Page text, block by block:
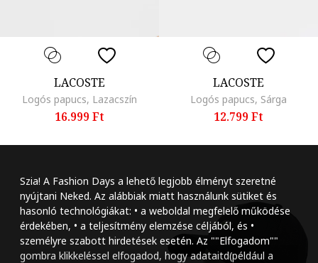
Szia! A Fashion Days a lehető legjobb élményt szeretné
nyújtani Neked. Az alábbiak miatt használunk sütiket és
hasonló technológiákat: • a weboldal megfelelő működése
érdekében, • a teljesítmény elemzése céljából, és •
személyre szabott hirdetések esetén. Az ""Elfogadom""
gombra klikkeléssel elfogadod, hogy adataitd(például a
LACOSTE
Logós papucs, Lazacszín
16.999 Ft
LACOSTE
Logós papucs, Sárga
12.799 Ft
Szöveg méretének
Szóköz növelése
Szóköz csökkentése